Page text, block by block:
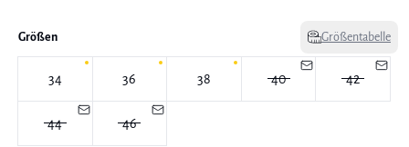
Größen Größentabelle
34 36 38 40 42
44 46